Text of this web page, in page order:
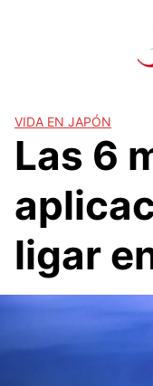
n
VIDA EN JAPÓN
Las 6
ligar